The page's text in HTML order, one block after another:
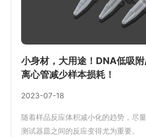
小身材，大用途！DNA低吸
离心管减少样本损耗！
2023-07-18
随着样品反应体积减小化的趋势，尽
测试器皿之间的反应变得尤为重要。